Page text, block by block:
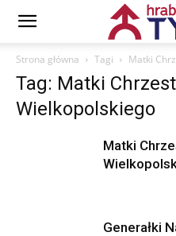
Strona główna Tagi Matki
Tag: Matki
Wielkopolskiego
Matki
Generałki